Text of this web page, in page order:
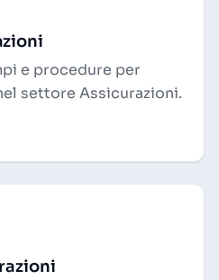
e procedure per
settore Assicurazioni.